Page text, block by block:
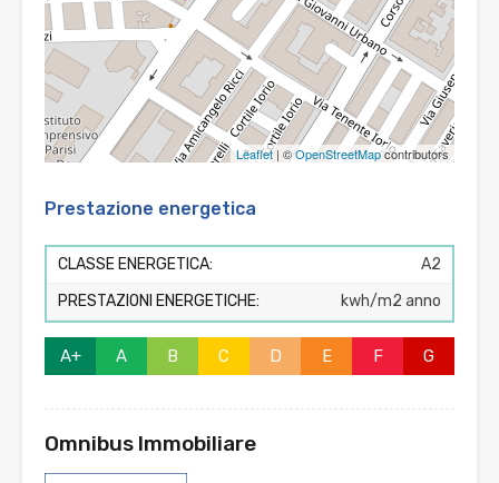
Leaflet| ©OpenStreetMapcontributors
Prestazione energetica
CLASSE ENERGETICA:
A2
PRESTAZIONI ENERGETICHE:
kwh/m2 anno
A+ A B C D E F G
Omnibus Immobiliare